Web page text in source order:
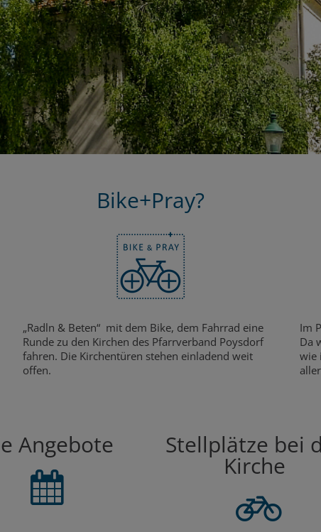
Bike+Pray?
„Radln & Beten“ mit dem Bike, dem Fahrrad eine
Runde zu den Kirchen des Pfarrverband Poysdorf
fahren. Die Kirchentüren stehen einladend weit
offen.
Im
Da
wie
Angebote Stellplätze bei
Kirche